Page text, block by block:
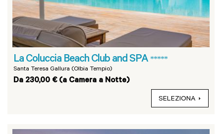
La Coluccia Beach Club and SPA *****
Santa Teresa Gallura (Olbia Tempio)
Da 230,00 € (a Camera a Notte)
SELEZIONA